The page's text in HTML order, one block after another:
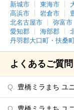
新城市
東海市
高浜市
岩倉市
北名古屋市
弥富市
愛知郡
海部郡
丹羽郡大口町・扶桑
よくあるご質問
豊橋ミラまち ユ